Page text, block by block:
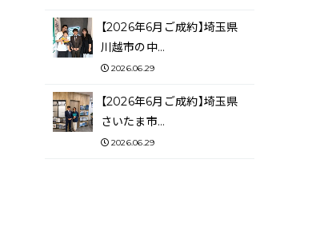
【2026年6月ご成約】埼玉県
川越市の中…
2026.06.29
【2026年6月ご成約】埼玉県
さいたま市…
2026.06.29